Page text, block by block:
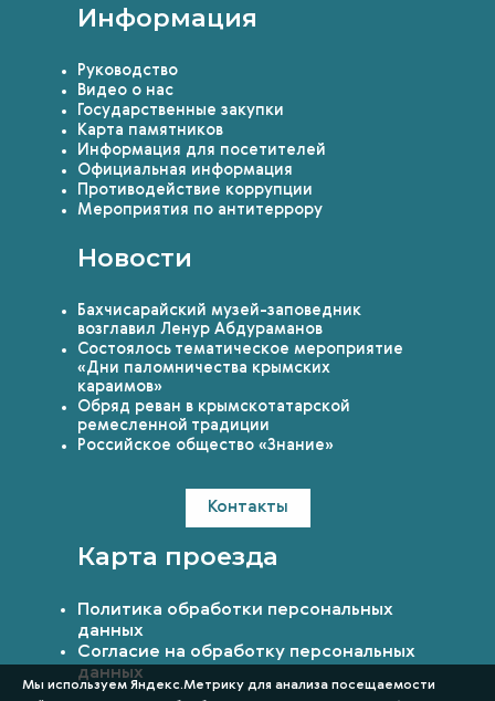
Информация
Руководство
Видео о нас
Государственные закупки
Карта памятников
Информация для посетителей
Официальная информация
Противодействие коррупции
Мероприятия по антитеррору
Новости
Бахчисарайский музей-заповедник
возглавил Ленур Абдураманов
Состоялось тематическое мероприятие
«Дни паломничества крымских
караимов»
Обряд реван в крымскотатарской
ремесленной традиции
Российское общество «Знание»
Контакты
Карта проезда
Политика обработки персональных
данных
Согласие на обработку персональных
данных
Мы используем Яндекс.Метрику для анализа посещаемости